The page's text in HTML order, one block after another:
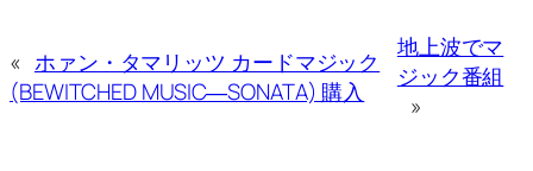
« ホァン・タマリッツ カードマジック
(BEWITCHED MUSIC―SONATA) 購入
地上波でマ
ジック番組
»